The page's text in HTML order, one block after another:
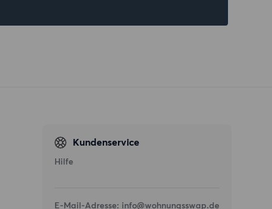
Kundenservice
Hilfe
E-Mail-Adresse: info@wohnungsswap.de